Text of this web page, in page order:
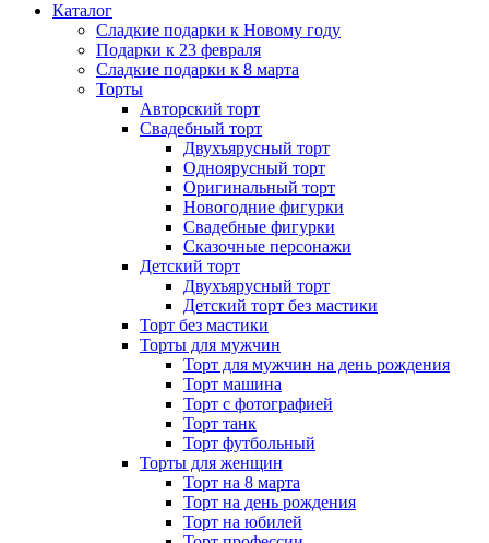
Каталог
Сладкие подарки к Новому году
Подарки к 23 февраля
Сладкие подарки к 8 марта
Торты
Авторский торт
Свадебный торт
Двухъярусный торт
Одноярусный торт
Оригинальный торт
Новогодние фигурки
Свадебные фигурки
Сказочные персонажи
Детский торт
Двухъярусный торт
Детский торт без мастики
Торт без мастики
Торты для мужчин
Торт для мужчин на день рождения
Торт машина
Торт с фотографией
Торт танк
Торт футбольный
Торты для женщин
Торт на 8 марта
Торт на день рождения
Торт на юбилей